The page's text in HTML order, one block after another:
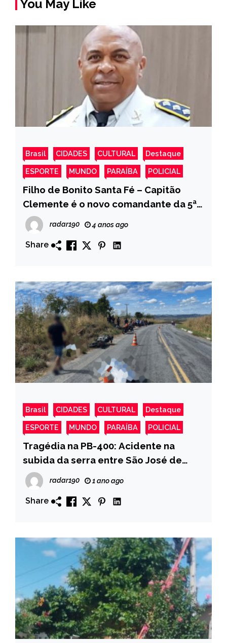
You May Like
Brasil CIDADES CULTURAL Destaque
ESPORTE MUNDO PARAÍBA POLICIAL
Filho de Bonito Santa Fé – Capitão
Clemente é o novo comandante da 5ª
CPTRAN com sede em Cajazeiras
radar190 4 anos ago
Share
Brasil CIDADES CULTURAL Destaque
ESPORTE MUNDO PARAÍBA POLICIAL
Tragédia na PB-400: Acidente na
subida da serra entre São José de
Piranhas e Monte Horebe mata duas
pessoas
radar190 1 ano ago
Share